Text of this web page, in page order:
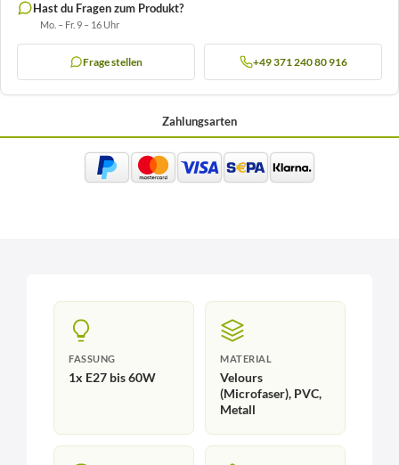
Hast du Fragen zum Produkt?
Mo. – Fr. 9 – 16 Uhr
Frage stellen +49 371 240 80 916
Zahlungsarten
FASSUNG
1x E27 bis 60W
MATERIAL
Velours
(Microfaser), PVC,
Metall